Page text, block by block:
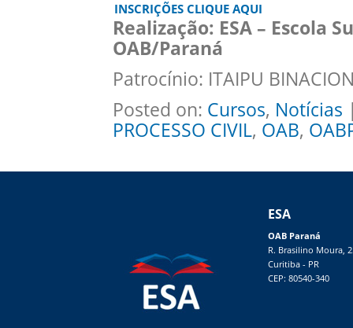
INSCRIÇÕES CLIQUE AQUI
Realização: ESA – Escola
OAB/Paraná
Patrocínio: ITAIPU
Posted on: Cursos, Notícias
PROCESSO CIVIL, OAB,
ESA
OAB Paraná
R. Brasilino Moura,
Curitiba - PR
CEP: 80540-340